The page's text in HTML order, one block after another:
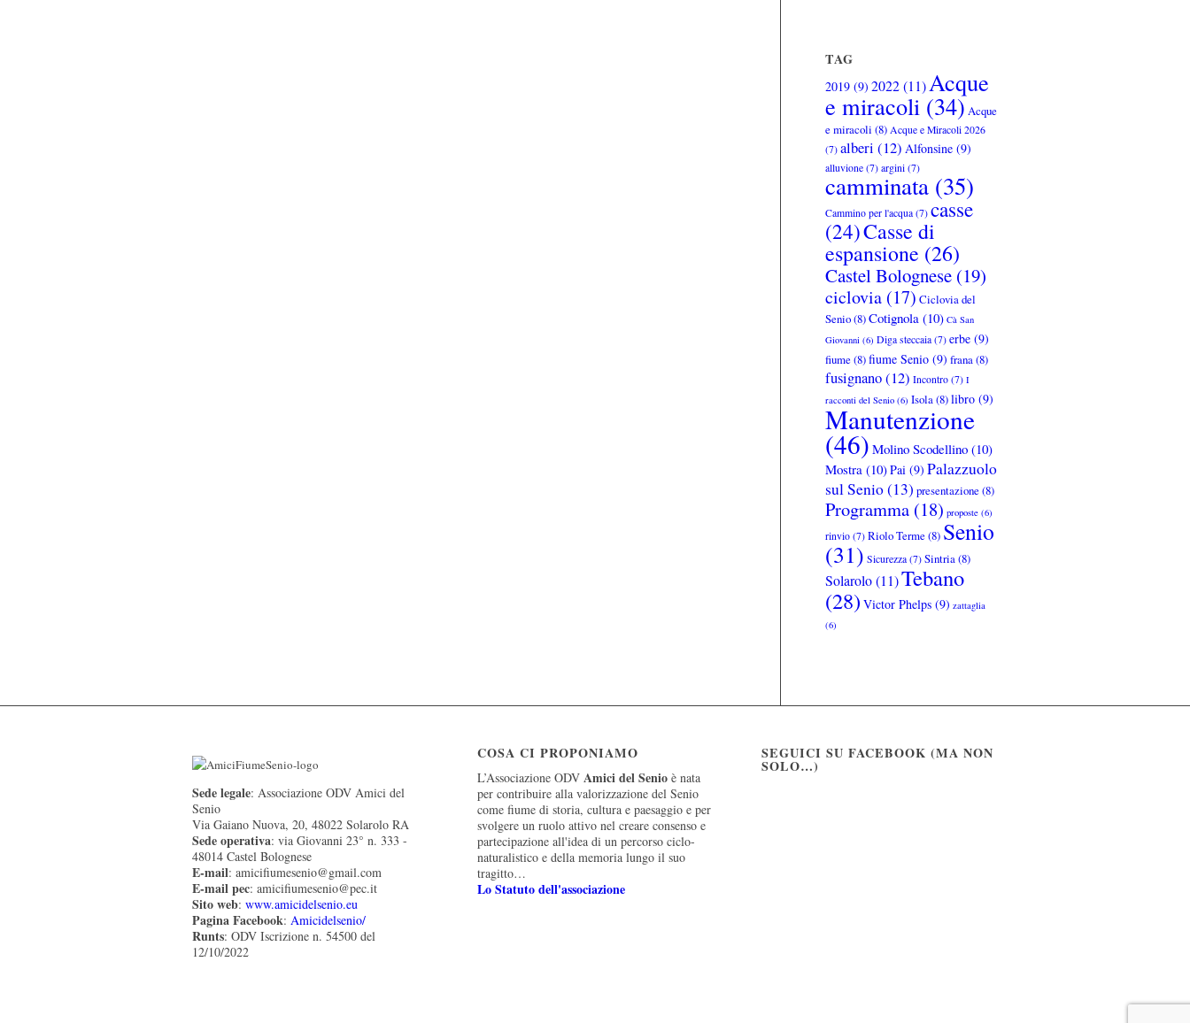
TAG
2019 (9) 2022(11)Acque
e miracoli (34)Acque
e miracoli (8) Acque e Miracoli 2026
(7) alberi (12) Alfonsine (9)
alluvione (7) argini (7)
camminata (35)
Cammino per l'acqua (7) casse
(24)Casse di
espansione (26)
Castel Bolognese (19)
ciclovia (17) Ciclovia del
Senio(8)Cotignola (10) Cà San
Giovanni (6) Diga steccaia (7) erbe (9)
fiume(8)fiume Senio (9) frana(8)
fusignano(12) Incontro (7) I
racconti del Senio (6) Isola(8)libro (9)
Manutenzione
(46) Molino Scodellino (10)
Mostra (10)Pai (9) Palazzuolo
sul Senio(13) presentazione(8)
Programma (18) proposte (6)
rinvio (7) Riolo Terme(8) Senio
(31) Sicurezza (7) Sintria(8)
Solarolo(11)Tebano
(28) Victor Phelps (9) zattaglia
(6)
Sede legale: Associazione ODV Amici del
Senio
Via Gaiano Nuova, 20, 48022 Solarolo RA
Sede operativa: via Giovanni 23° n. 333 -
48014 Castel Bolognese
E-mail: amicifiumesenio@gmail.com
E-mail pec: amicifiumesenio@pec.it
Sito web: www.amicidelsenio.eu
Pagina Facebook: Amicidelsenio/
Runts: ODV Iscrizione n. 54500 del
12/10/2022
COSA CI PROPONIAMO
L’Associazione ODV Amici del Senioè nata
per contribuire alla valorizzazione del Senio
come fiume di storia, cultura e paesaggio e per
svolgere un ruolo attivo nel creare consenso e
partecipazione all'idea di un percorso ciclo-
naturalistico e della memoria lungo il suo
tragitto…
Lo Statuto dell'associazione
SEGUICI SU FACEBOOK (MA NON
SOLO…)